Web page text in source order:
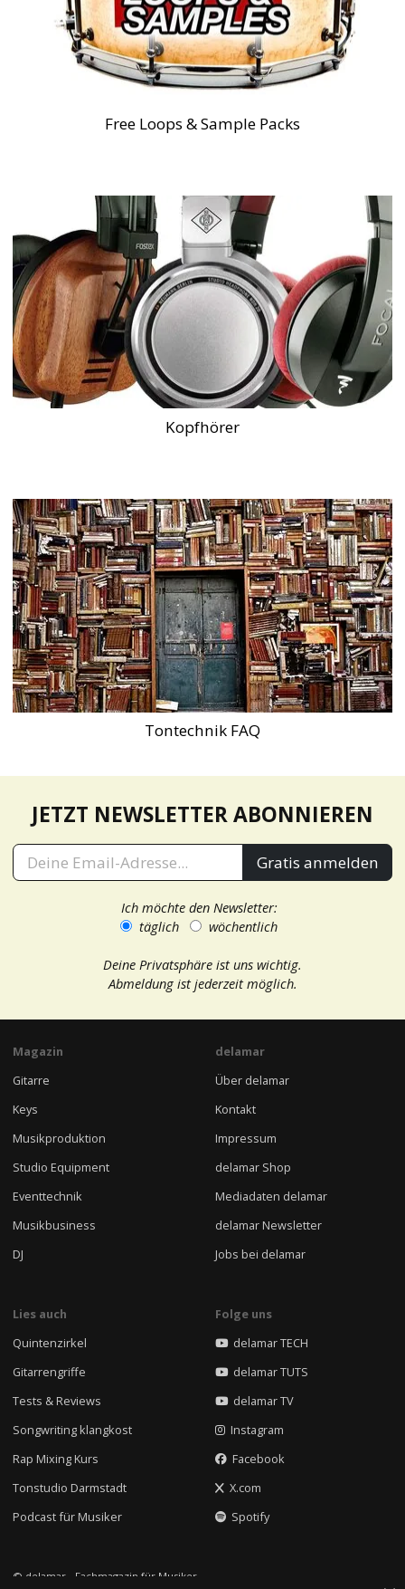
Free Loops & Sample Packs
Kopfhörer
Tontechnik FAQ
JETZT NEWSLETTER ABONNIEREN
Gratis anmelden
Ich möchte den Newsletter:
täglich
wöchentlich
Deine Privatsphäre ist uns wichtig.
Abmeldung ist jederzeit möglich.
Magazin
Gitarre
Keys
Musikproduktion
Studio Equipment
Eventtechnik
Musikbusiness
DJ
delamar
Über delamar
Kontakt
Impressum
delamar Shop
Mediadaten delamar
delamar Newsletter
Jobs bei delamar
Lies auch
Quintenzirkel
Gitarrengriffe
Tests & Reviews
Songwriting klangkost
Rap Mixing Kurs
Tonstudio Darmstadt
Podcast für Musiker
Folge uns
delamar TECH
delamar TUTS
delamar TV
Instagram
Facebook
X.com
Spotify
© delamar - Fachmagazin für Musiker